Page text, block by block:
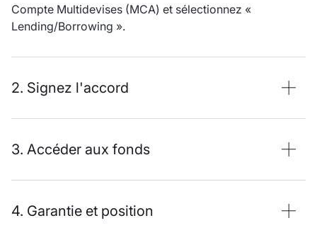
Compte Multidevises (MCA) et sélectionnez «
Lending/Borrowing ».
2. Signez l'accord
3. Accéder aux fonds
4. Garantie et position